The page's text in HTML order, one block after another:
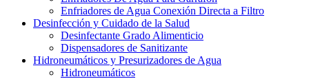
Enfriadores de Agua Conexión Directa a Filtro
Desinfección y Cuidado de la Salud
Desinfectante Grado Alimenticio
Dispensadores de Sanitizante
Hidroneumáticos y Presurizadores de Agua
Hidroneumáticos